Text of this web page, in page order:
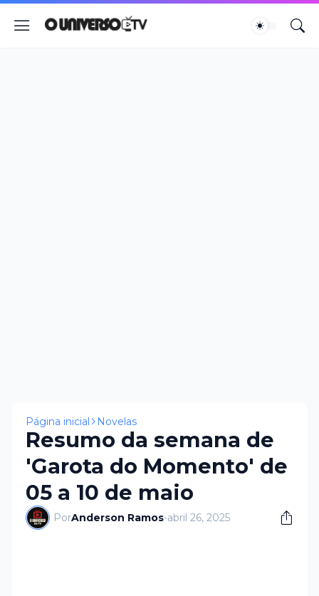
Página inicial Novelas
Resumo da semana de
'Garota do Momento' de
05 a 10 de maio
PorAnderson Ramos-abril 26, 2025